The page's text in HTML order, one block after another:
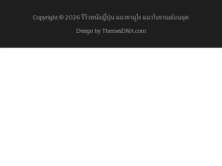
Copyright © 2026 รีวิวหนังญี่ปุ่น แนวซามูไร แนวโบราณย้อนยุค
Design by ThemesDNA.com